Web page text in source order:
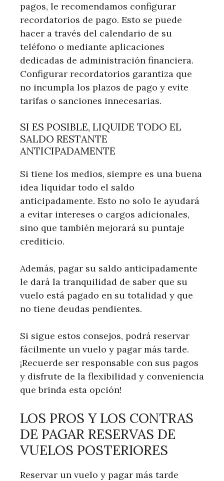
pagos, le recomendamos configurar
recordatorios de pago. Esto se puede
hacer a través del calendario de su
teléfono o mediante aplicaciones
dedicadas de administración financiera.
Configurar recordatorios garantiza que
no incumpla los plazos de pago y evite
tarifas o sanciones innecesarias.
SI ES POSIBLE, LIQUIDE TODO EL
SALDO RESTANTE
ANTICIPADAMENTE
Si tiene los medios, siempre es una buena
idea liquidar todo el saldo
anticipadamente. Esto no solo le ayudará
a evitar intereses o cargos adicionales,
sino que también mejorará su puntaje
crediticio.
Además, pagar su saldo anticipadamente
le dará la tranquilidad de saber que su
vuelo está pagado en su totalidad y que
no tiene deudas pendientes.
Si sigue estos consejos, podrá reservar
fácilmente un vuelo y pagar más tarde.
¡Recuerde ser responsable con sus pagos
y disfrute de la flexibilidad y conveniencia
que brinda esta opción!
LOS PROS Y LOS CONTRAS
DE PAGAR RESERVAS DE
VUELOS POSTERIORES
Reservar un vuelo y pagar más tarde